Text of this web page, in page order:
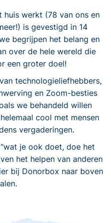
huis werkt (78 van ons en
is gevestigd in 14
begrijpen het belang en
over de hele wereld die
een groter doel!
technologieliefhebbers,
en Zoom-besties
we behandeld willen
cool met mensen
vergaderingen.
je ook doet, doe het
het helpen van anderen
bij Donorbox naar boven